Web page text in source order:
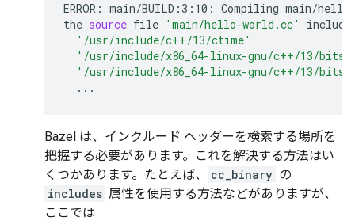
ERROR: main/BUILD:3:10: Compiling main/
the source file 'main/hello-world.cc'
'/usr/include/c++/13/ctime'
'/usr/include/x86_64-linux-gnu/c++/13/
'/usr/include/x86_64-linux-gnu/c++/13/bits/
Bazel は、インクルード ヘッダーを検索する場所を
把握する必要があります。これを解決する方法はい
くつかあります。たとえば、
cc_binary の
includes 属性を使用する方法などがありますが、
ここでは